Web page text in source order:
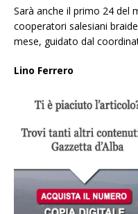
Sarà anche il primo 24 del
cooperatori salesiani
mese, guidato dal
Lino Ferrero